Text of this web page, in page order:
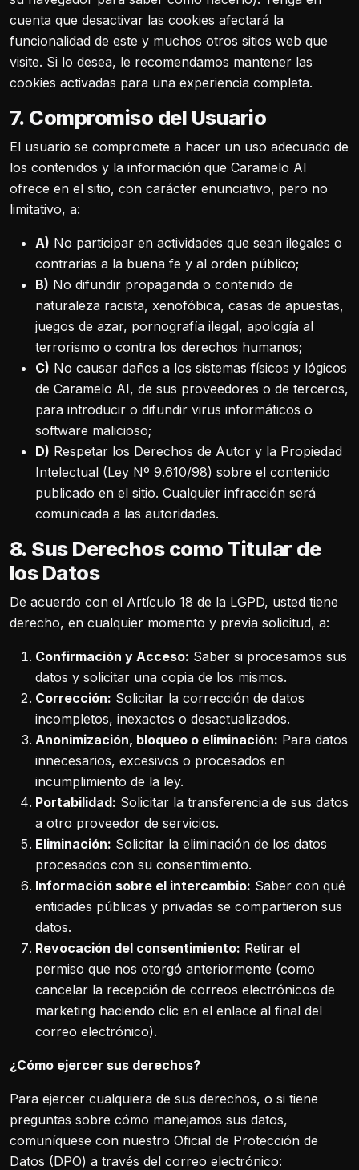
cuenta que desactivar las cookies afectará la
funcionalidad de este y muchos otros sitios web que
visite. Si lo desea, le recomendamos mantener las
cookies activadas para una experiencia completa.
7. Compromiso del Usuario
El usuario se compromete a hacer un uso adecuado de
los contenidos y la información que Caramelo AI
ofrece en el sitio, con carácter enunciativo, pero no
limitativo, a:
A) No participar en actividades que sean ilegales o
contrarias a la buena fe y al orden público;
B) No difundir propaganda o contenido de
naturaleza racista, xenofóbica, casas de apuestas,
juegos de azar, pornografía ilegal, apología al
terrorismo o contra los derechos humanos;
C) No causar daños a los sistemas físicos y lógicos
de Caramelo AI, de sus proveedores o de terceros,
para introducir o difundir virus informáticos o
software malicioso;
D) Respetar los Derechos de Autor y la Propiedad
Intelectual (Ley Nº 9.610/98) sobre el contenido
publicado en el sitio. Cualquier infracción será
comunicada a las autoridades.
8. Sus Derechos como Titular de
los Datos
De acuerdo con el Artículo 18 de la LGPD, usted tiene
derecho, en cualquier momento y previa solicitud, a:
Confirmación y Acceso: Saber si procesamos sus
datos y solicitar una copia de los mismos.
Corrección: Solicitar la corrección de datos
incompletos, inexactos o desactualizados.
Anonimización, bloqueo o eliminación: Para datos
innecesarios, excesivos o procesados en
incumplimiento de la ley.
Portabilidad: Solicitar la transferencia de sus datos
a otro proveedor de servicios.
Eliminación: Solicitar la eliminación de los datos
procesados con su consentimiento.
Información sobre el intercambio: Saber con qué
entidades públicas y privadas se compartieron sus
datos.
Revocación del consentimiento: Retirar el
permiso que nos otorgó anteriormente (como
cancelar la recepción de correos electrónicos de
marketing haciendo clic en el enlace al final del
correo electrónico).
¿Cómo ejercer sus derechos?
Para ejercer cualquiera de sus derechos, o si tiene
preguntas sobre cómo manejamos sus datos,
comuníquese con nuestro Oficial de Protección de
Datos (DPO) a través del correo electrónico: